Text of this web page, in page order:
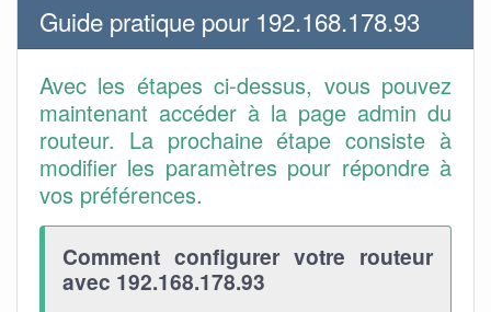
Guide pratique pour 192.168.178.93
Avec les étapes ci-dessus, vous pouvez
maintenant accéder à la page admin du
routeur. La prochaine étape consiste à
modifier les paramètres pour répondre à
vos préférences.
Comment configurer votre routeur
avec 192.168.178.93